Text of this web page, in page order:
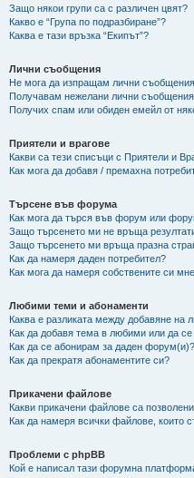
Защо някои групи са с различен цвят?
Какво е “Група по подразбиране”?
Каква е тази връзка “Екипът”?
Лични съобщения
Не мога да изпращам лични
Получавам нежелани лични
Получих спам или обиден емейл от
Приятели и врагове
Какви са тези списъци с Приятели и
Как мога да добавя / премахна
Търсене във форума
Как мога да търся във форум или
Защо търсенето ми не връща
Защо търсенето ми връща празна
Как да намеря даден потребител?
Как мога да намеря собствените си
Любими теми и абонаменти
Каква е разликата между добавяне на
Как да добавя тема в любими или да
Как да се абонирам за даден форум(и)?
Как да прекратя абонаментите си?
Прикачени файлове
Какви прикачени файлове са
Как да намеря всички файлове, които
Проблеми с phpBB
Кой е написал тази форумна